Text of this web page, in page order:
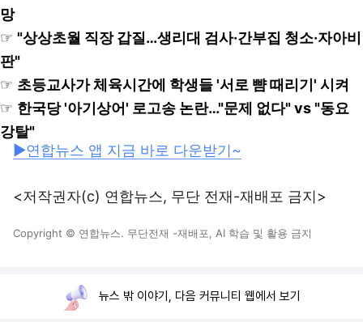
망
☞ "상상초월 직장 갑질…생리대 검사·간부집 청소·자아비
판"
☞ 초등교사가 체육시간에 학생들 '서로 뺨 때리기' 시켜
☞ 한국당 '아기상어' 로고송 논란…"문제 없다" vs "동요
강탈"
▶연합뉴스 앱 지금 바로 다운받기~
<저작권자(c) 연합뉴스, 무단 전재-재배포 금지>
Copyright © 연합뉴스. 무단전재 -재배포, AI 학습 및 활용 금지
뉴스 밖 이야기, 다음 커뮤니티 웹에서 보기